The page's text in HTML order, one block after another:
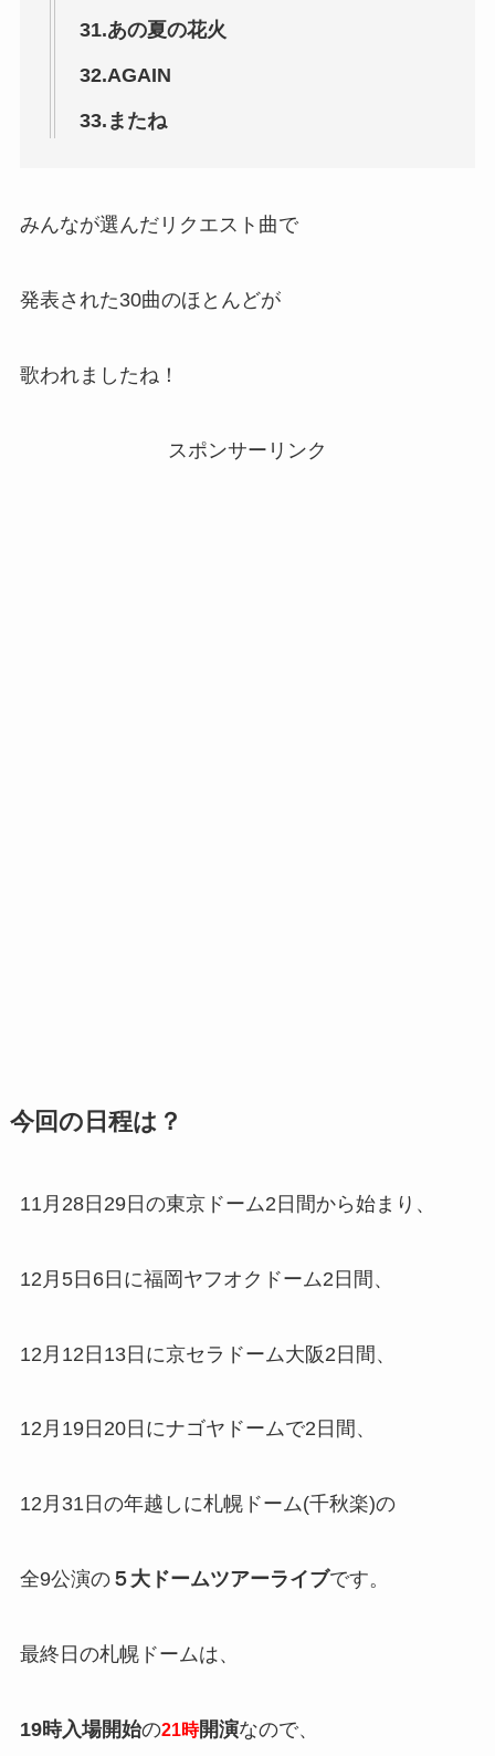
31.あの夏の花火
32.AGAIN
33.またね
みんなが選んだリクエスト曲で
発表された30曲のほとんどが
歌われましたね！
スポンサーリンク
今回の日程は？
11月28日29日の東京ドーム2日間から始まり、
12月5日6日に福岡ヤフオクドーム2日間、
12月12日13日に京セラドーム大阪2日間、
12月19日20日にナゴヤドームで2日間、
12月31日の年越しに札幌ドーム(千秋楽)の
全9公演の５大ドームツアーライブです。
最終日の札幌ドームは、
19時入場開始の21時開演なので、